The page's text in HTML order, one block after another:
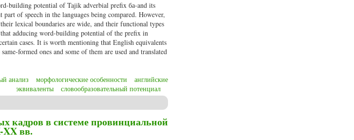
building potential of Tajik adverbial prefix ба-and its
of speech in the languages being compared. However,
lexical boundaries are wide, and their functional types
adducing word-building potential of the prefix in
cases. It is worth mentioning that English equivalents
formed ones and some of them are used and translated
анализ морфологические особенности
английские
эквиваленты
словообразовательный потенциал
кадров в системе провинциальной
вв.